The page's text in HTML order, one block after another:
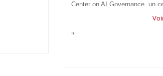
Center on AI Governance, un
basé en Afrique du Sud, qui
à l'échelle mondiale. Alors que
"